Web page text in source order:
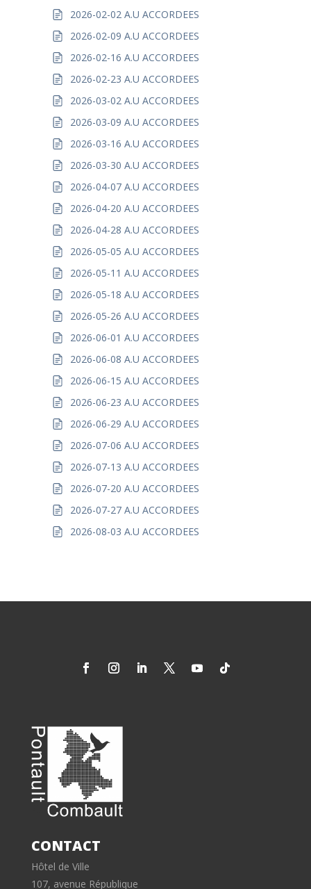
2026-02-02 A.U ACCORDEES
2026-02-09 A.U ACCORDEES
2026-02-16 A.U ACCORDEES
2026-02-23 A.U ACCORDEES
2026-03-02 A.U ACCORDEES
2026-03-09 A.U ACCORDEES
2026-03-16 A.U ACCORDEES
2026-03-30 A.U ACCORDEES
2026-04-07 A.U ACCORDEES
2026-04-20 A.U ACCORDEES
2026-04-28 A.U ACCORDEES
2026-05-05 A.U ACCORDEES
2026-05-11 A.U ACCORDEES
2026-05-18 A.U ACCORDEES
2026-05-26 A.U ACCORDEES
2026-06-01 A.U ACCORDEES
2026-06-08 A.U ACCORDEES
2026-06-15 A.U ACCORDEES
2026-06-23 A.U ACCORDEES
2026-06-29 A.U ACCORDEES
2026-07-06 A.U ACCORDEES
2026-07-13 A.U ACCORDEES
2026-07-20 A.U ACCORDEES
2026-07-27 A.U ACCORDEES
2026-08-03 A.U ACCORDEES
CONTACT
Hôtel de Ville
107, avenue République